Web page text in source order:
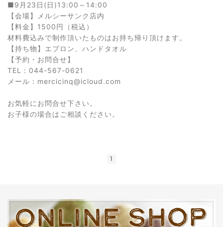
■9月23日(日)13:00～14:00
【会場】メルシーサンク店内
【料金】1500円（税込）
材料費込みで制作頂いたものはお持ち帰り頂けます。
【持ち物】エプロン、ハンドタオル
【予約・お問合せ】
TEL：044-567-0621
メール：mercicinq@icloud.com
お気軽にお問合せ下さい。
お子様の場合はご相談ください。
1